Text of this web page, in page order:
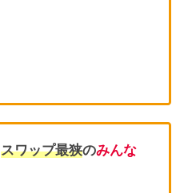
スワップ最狭のみんな